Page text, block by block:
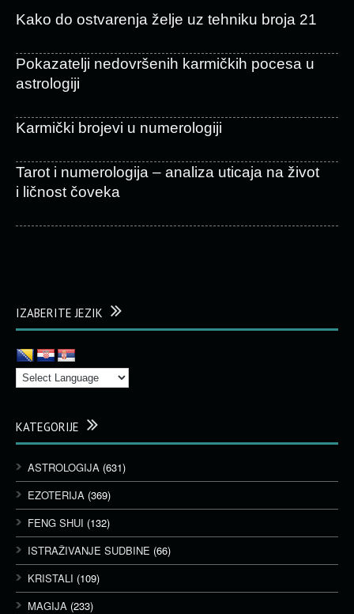
Kako do ostvarenja želje uz tehniku broja 21
Pokazatelji nedovršenih karmičkih pocesa u
astrologiji
Karmički brojevi u numerologiji
Tarot i numerologija – analiza uticaja na život
i ličnost čoveka
IZABERITE JEZIK
KATEGORIJE
ASTROLOGIJA (631)
EZOTERIJA (369)
FENG SHUI (132)
ISTRAŽIVANJE SUDBINE (66)
KRISTALI (109)
MAGIJA (233)